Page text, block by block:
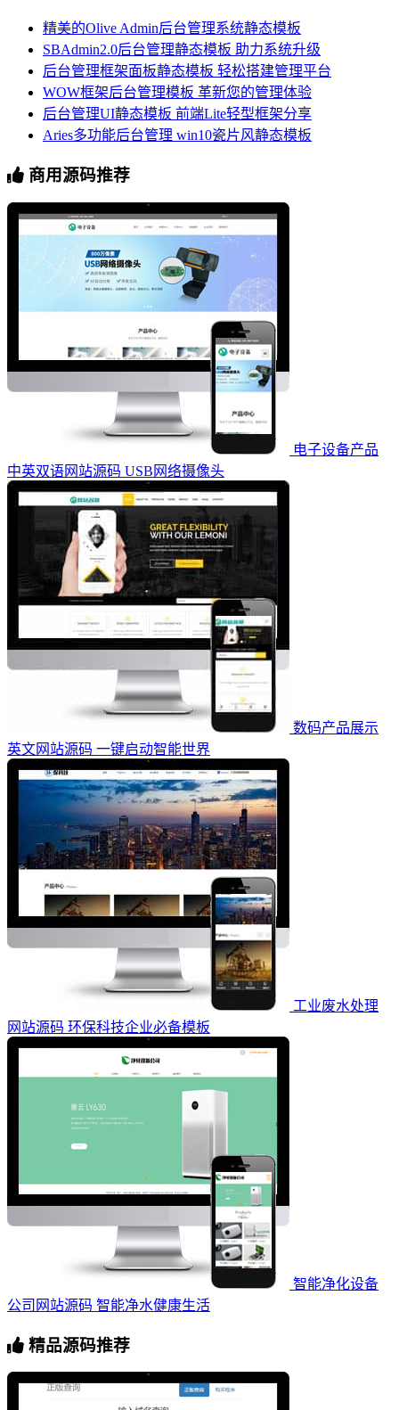
精美的Olive Admin后台管理系统静态模板
SBAdmin2.0后台管理静态模板 助力系统升级
后台管理框架面板静态模板 轻松搭建管理平台
WOW框架后台管理模板 革新您的管理体验
后台管理UI静态模板 前端Lite轻型框架分享
Aries多功能后台管理 win10瓷片风静态模板
商用源码推荐
电子设备产品
中英双语网站源码 USB网络摄像头
数码产品展示
英文网站源码 一键启动智能世界
工业废水处理
网站源码 环保科技企业必备模板
智能净化设备
公司网站源码 智能净水健康生活
精品源码推荐